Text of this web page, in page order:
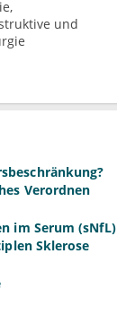
und
Verordnen
im Serum (sNfL)
Sklerose